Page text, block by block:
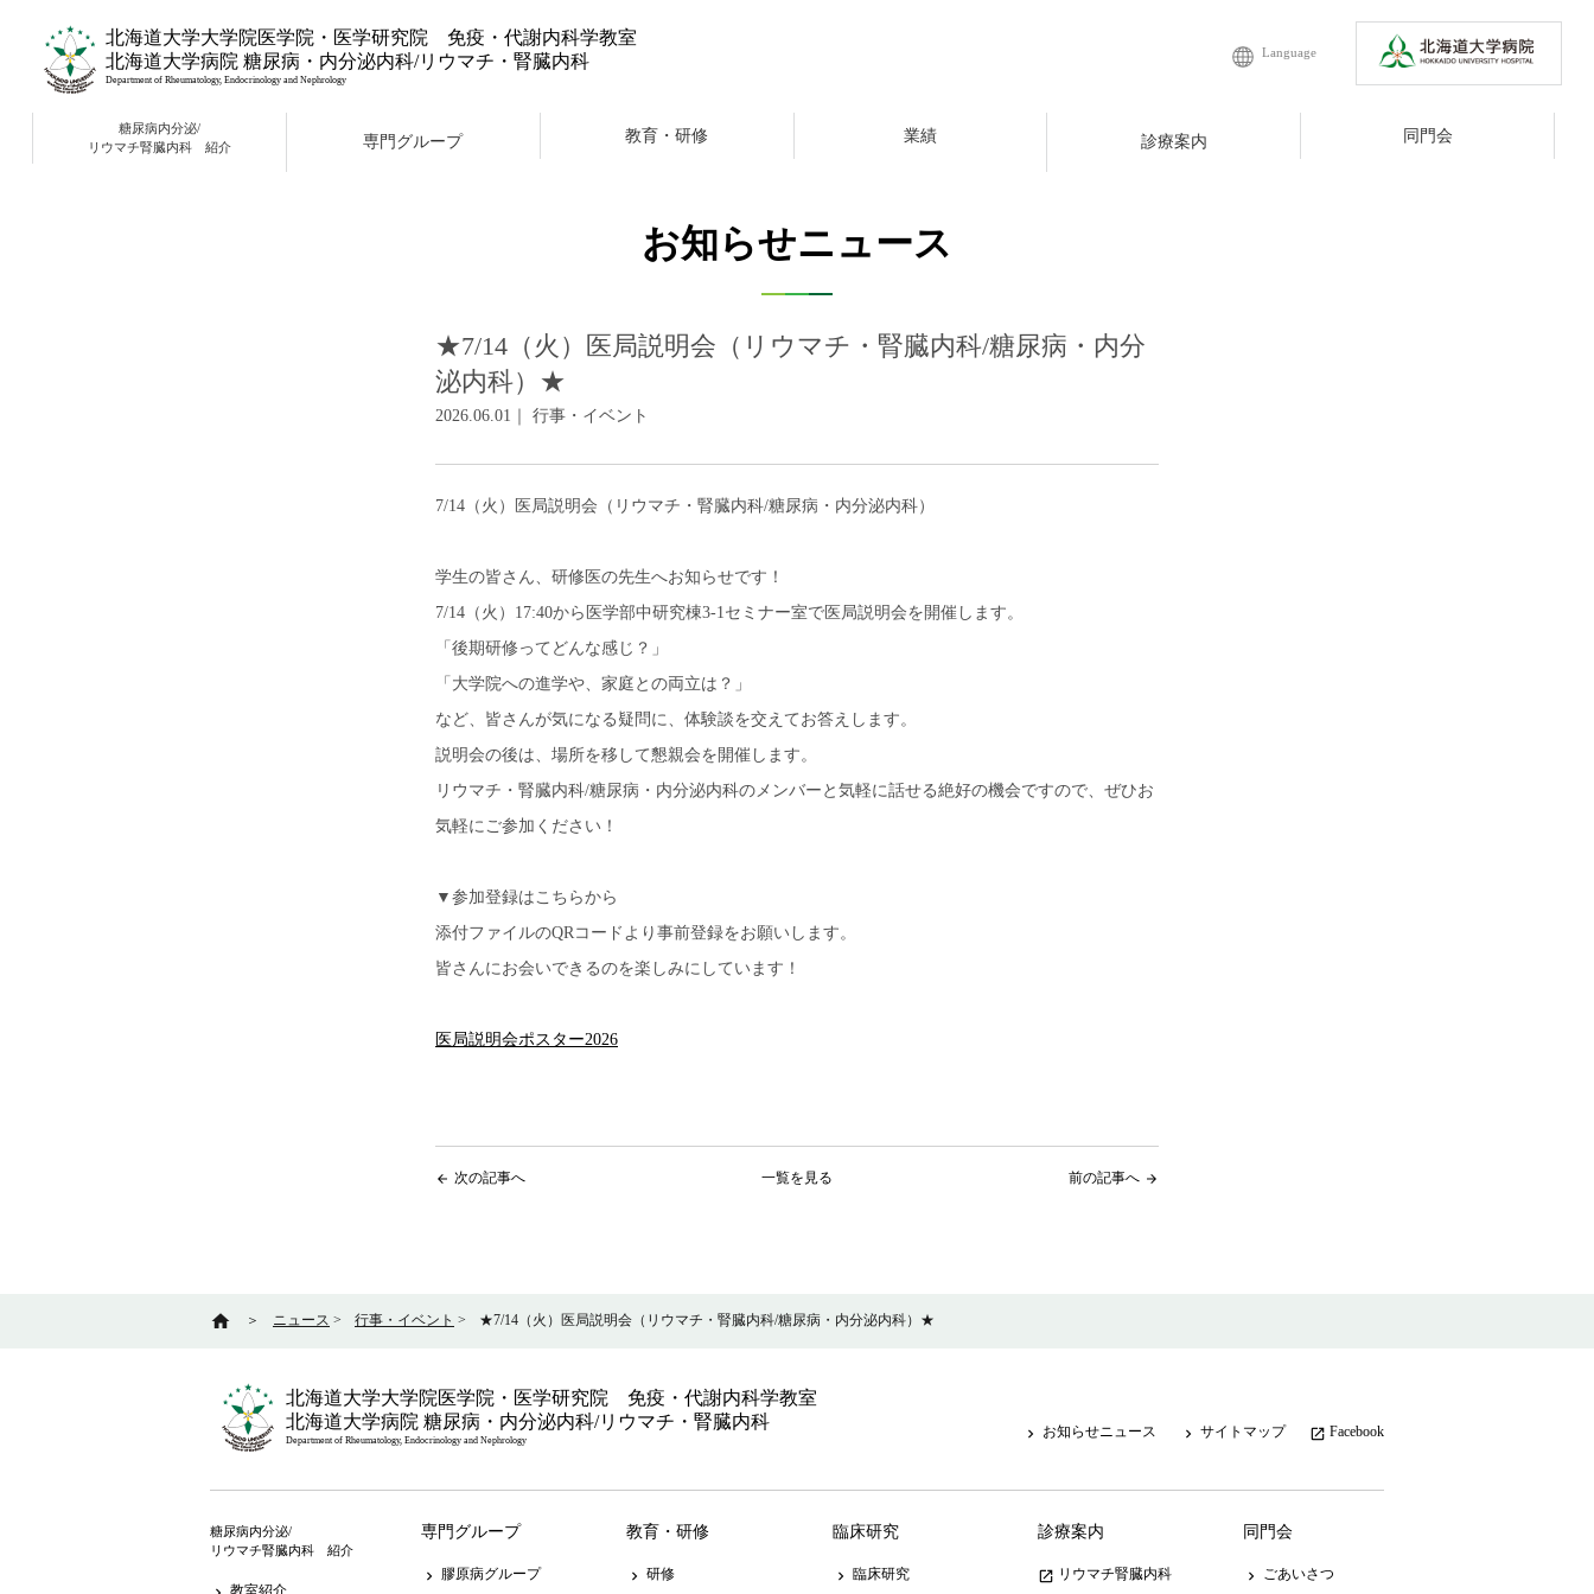
北海道大学大学院医学院・医学研究院 免疫・代謝内科学教室
北海道大学病院 糖尿病・内分泌内科/リウマチ・腎臓内科
Department of Rheumatology, Endocrinology and Nephrology
Language
糖尿病内分泌/
リウマチ腎臓内科 紹介
専門グループ 教育・研修 業績 診療案内 同門会
お知らせニュース
★7/14（火）医局説明会（リウマチ・腎臓内科/糖尿病・内分
泌内科）★
2026.06.01｜ 行事・イベント
7/14 （火）医局説明会（リウマチ・腎臓内科/糖尿病・内分泌内科）
学生の皆さん、研修医の先生へお知らせです！
7/14 （火） 17:40から医学部中研究棟3-1セミナー室で医局説明会を開催します。
「後期研修ってどんな感じ？」
「大学院への進学や、家庭との両立は？」
など、皆さんが気になる疑問に、体験談を交えてお答えします。
説明会の後は、場所を移して懇親会を開催します。
リウマチ・腎臓内科/糖尿病・内分泌内科のメンバーと気軽に話せる絶好の機会ですので、ぜひお
気軽にご参加ください！
▼参加登録はこちらから
添付ファイルのQRコードより事前登録をお願いします。
皆さんにお会いできるのを楽しみにしています！
医局説明会ポスター2026
arrow_back 次の記事へ 一覧を見る arrow_forward
前の記事へ
home ＞ ニュース > 行事・イベント > ★7/14（火）医局説明会（リウマチ・腎臓内科/糖尿病・内分泌内科）★
北海道大学大学院医学院・医学研究院 免疫・代謝内科学教室
北海道大学病院 糖尿病・内分泌内科/リウマチ・腎臓内科
Department of Rheumatology, Endocrinology and Nephrology keyboard_arrow_right お知らせニュース keyboard_arrow_right サイトマップ launch Facebook
糖尿病内分泌/
リウマチ腎臓内科 紹介
専門グループ
keyboard_arrow_right 膠原病グループ
教育・研修
keyboard_arrow_right 研修
臨床研究
keyboard_arrow_right 臨床研究
診療案内
launch リウマチ腎臓内科
同門会
keyboard_arrow_right ごあいさつ